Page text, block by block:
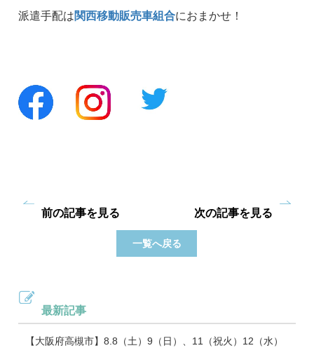
派遣手配は関西移動販売車組合におまかせ！
前の記事を見る
一覧へ戻る
次の記事を見る
最新記事
【大阪府高槻市】8.8（土）9（日）、11（祝火）12（水）